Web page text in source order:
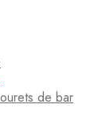
de bar